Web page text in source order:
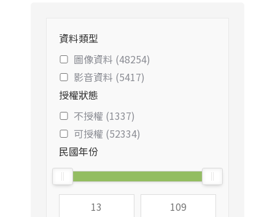
資料類型
圖像資料 (48254)
影音資料 (5417)
授權狀態
不授權 (1337)
可授權 (52334)
民國年份